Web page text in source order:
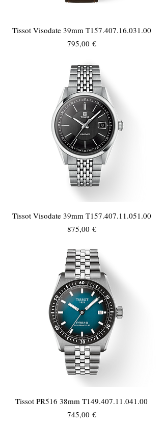
Tissot Visodate 39mm T157.407.16.031.00
Τιμή
795,00 €
Tissot Visodate 39mm T157.407.11.051.00
Τιμή
875,00 €
Tissot PR516 38mm T149.407.11.041.00
Τιμή
745,00 €